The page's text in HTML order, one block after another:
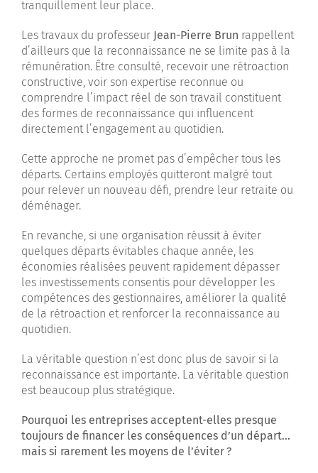
tranquillement leur place.
Les travaux du professeur Jean-Pierre Brun rappellent
d’ailleurs que la reconnaissance ne se limite pas à la
rémunération. Être consulté, recevoir une rétroaction
constructive, voir son expertise reconnue ou
comprendre l’impact réel de son travail constituent
des formes de reconnaissance qui influencent
directement l’engagement au quotidien.
Cette approche ne promet pas d’empêcher tous les
départs. Certains employés quitteront malgré tout
pour relever un nouveau défi, prendre leur retraite ou
déménager.
En revanche, si une organisation réussit à éviter
quelques départs évitables chaque année, les
économies réalisées peuvent rapidement dépasser
les investissements consentis pour développer les
compétences des gestionnaires, améliorer la qualité
de la rétroaction et renforcer la reconnaissance au
quotidien.
La véritable question n’est donc plus de savoir si la
reconnaissance est importante. La véritable question
est beaucoup plus stratégique.
Pourquoi les entreprises acceptent-elles presque
toujours de financer les conséquences d’un départ…
mais si rarement les moyens de l’éviter?